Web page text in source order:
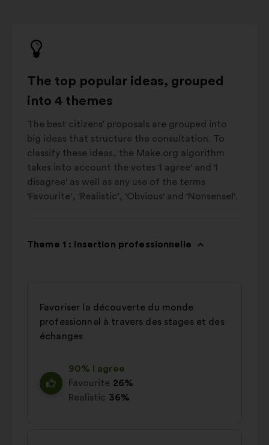
The top popular ideas, grouped
into 4 themes
The best citizens’ proposals are grouped into
big ideas that structure the consultation. To
classify these ideas, the Make.org algorithm
takes into account the votes 'I agree' and 'I
disagree' as well as any use of the terms
'Favourite', ‘Realistic’, 'Obvious' and 'Nonsense!'.
Theme 1 : Insertion professionnelle
Favoriser la découverte du monde
professionnel à travers des stages et des
échanges
90% I agree
Favourite 26%
Realistic 36%